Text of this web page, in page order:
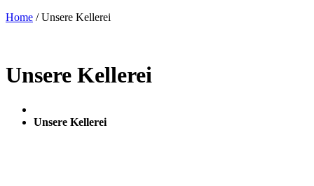
Home /Unsere Kellerei
Unsere Kellerei
Unsere Kellerei